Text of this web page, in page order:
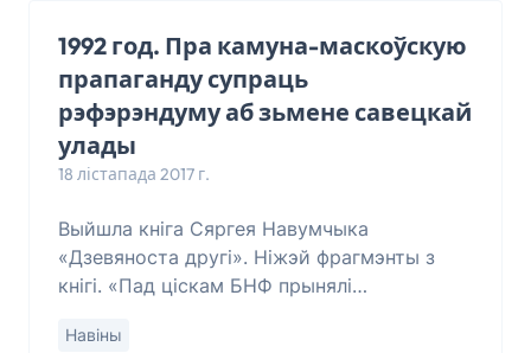
1992 год. Пра камуна-маскоўскую
прапаганду супраць
рэфэрэндуму аб зьмене савецкай
улады
18 лістапада 2017 г.
Выйшла кніга Сяргея Навумчыка
«Дзевяноста другі». Ніжэй фрагмэнты з
кнігі. «Пад ціскам БНФ прынялі
Навіны